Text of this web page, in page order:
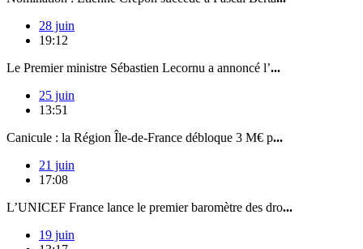
28 juin
19:12
Le Premier ministre Sébastien Lecornu a annoncé l’...
25 juin
13:51
Canicule : la Région Île-de-France débloque 3 M€ p...
21 juin
17:08
L’UNICEF France lance le premier baromètre des dro...
19 juin